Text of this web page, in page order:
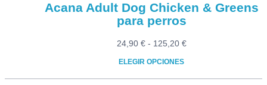
Acana Adult Dog Chicken & Greens
para perros
24,90 € - 125,20 €Rango
ELEGIR OPCIONES
Este